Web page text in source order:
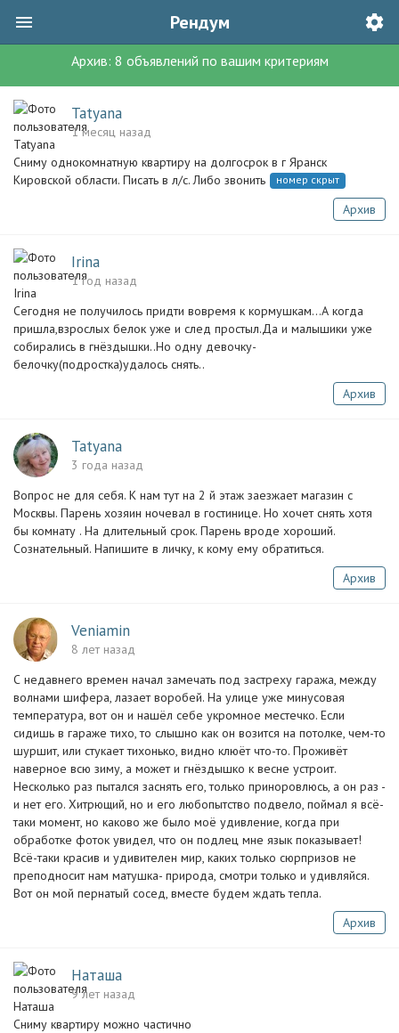
Рендум
Архив: 8 объявлений по вашим критериям
Tatyana
1 месяц назад
Сниму однокомнатную квартиру на долгосрок в г Яранск
Кировской области. Писать в л/с. Либо звонить
номер скрыт
Архив
Irina
1 год назад
Сегодня не получилось придти вовремя к кормушкам...А когда
пришла,взрослых белок уже и след простыл.Да и малышики уже
собирались в гнёздышки..Но одну девочку-
белочку(подростка)удалось снять..
Архив
Tatyana
3 года назад
Вопрос не для себя. К нам тут на 2 й этаж заезжает магазин с
Москвы. Парень хозяин ночевал в гостинице. Но хочет снять хотя
бы комнату . На длительный срок. Парень вроде хороший.
Сознательный. Напишите в личку, к кому ему обратиться.
Архив
Veniamin
8 лет назад
С недавнего времен начал замечать под застреху гаража, между
волнами шифера, лазает воробей. На улице уже минусовая
температура, вот он и нашёл себе укромное местечко. Если
сидишь в гараже тихо, то слышно как он возится на потолке, чем-то
шуршит, или стукает тихонько, видно клюёт что-то. Проживёт
наверное всю зиму, а может и гнёздышко к весне устроит.
Несколько раз пытался заснять его, только приноровлюсь, а он раз -
и нет его. Хитрющий, но и его любопытство подвело, поймал я всё-
таки момент, но каково же было моё удивление, когда при
обработке фоток увидел, что он подлец мне язык показывает!
Всё-таки красив и удивителен мир, каких только сюрпризов не
преподносит нам матушка- природа, смотри только и удивляйся.
Вот он мой пернатый сосед, вместе будем ждать тепла.
Архив
Наташа
9 лет назад
Сниму квартиру можно частично